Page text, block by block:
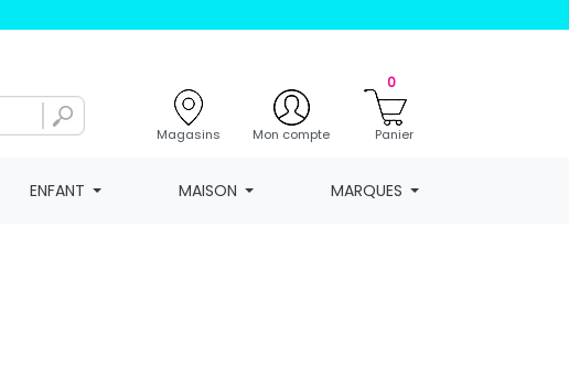
Magasins Mon compte
0
Panier
ENFANT MAISON MARQUES